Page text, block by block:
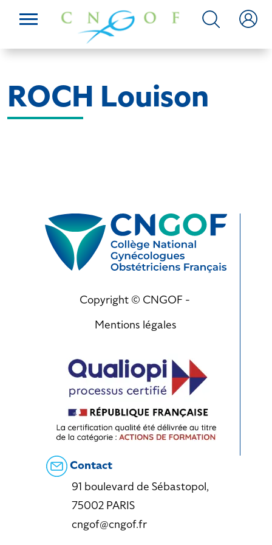
ROCH Louison
Copyright © CNGOF -
Mentions légales
Contact
91 boulevard de Sébastopol,
75002 PARIS
cngof@cngof.fr